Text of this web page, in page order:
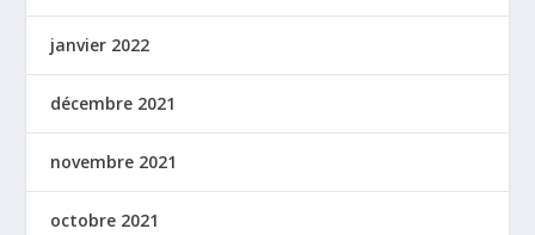
janvier 2022
décembre 2021
novembre 2021
octobre 2021